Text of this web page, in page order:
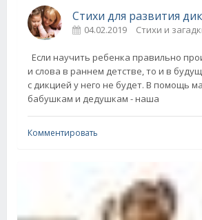
Стихи для развития
04.02.2019 Стихи и
Если научить ребенка правильно
и слова в раннем детстве, то и в
с дикцией у него не будет. В помощь
бабушкам и дедушкам - наша
Комментировать